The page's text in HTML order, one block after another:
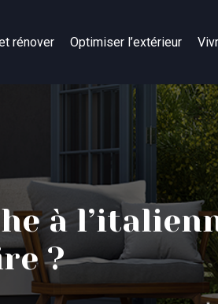
rénover Optimiser l’extérieur
à
?